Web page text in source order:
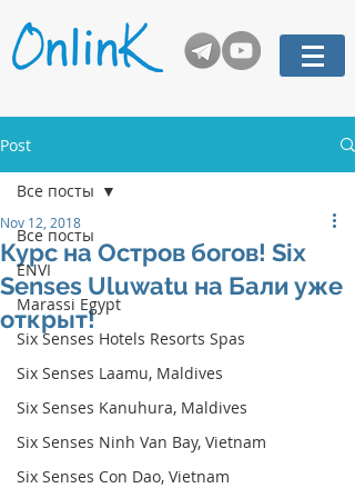
Post
Все посты
ENVI
Marassi Egypt
Six Senses Hotels Resorts Spas
Six Senses Laamu, Maldives
Six Senses Kanuhura, Maldives
Six Senses Ninh Van Bay, Vietnam
Six Senses Con Dao, Vietnam
Все посты
Курс на Остров богов! Six
Senses Uluwatu на Бали уже
открыт!
Nov 12, 2018